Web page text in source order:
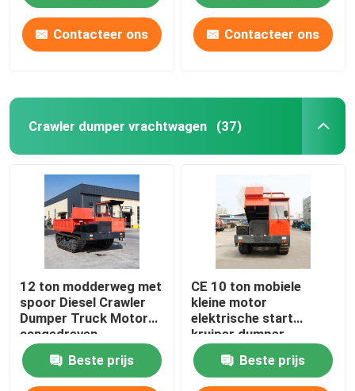
Contacteer ons Contacteer ons
Crawler dumper vrachtwagen (37)
12 ton modderweg met
spoor Diesel Crawler
Dumper Truck Motor
aangedreven
Engineering rubber
tracks Beste prijs
CE 10 ton mobiele
kleine motor
elektrische start
kruiper dumper
vrachtwagen
technische rubberen
sporen
Beste prijs